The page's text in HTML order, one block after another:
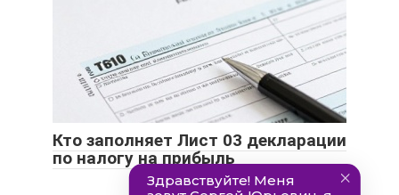
Кто заполняет Лист 03 декларации
по налогу на прибыль